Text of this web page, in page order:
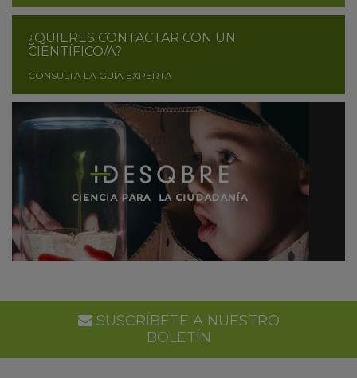
¿QUIERES CONTACTAR CON UN
CIENTÍFICO/A?
CONSULTA LA GUÍA EXPERTA
SUSCRÍBETE A NUESTRO
BOLETÍN